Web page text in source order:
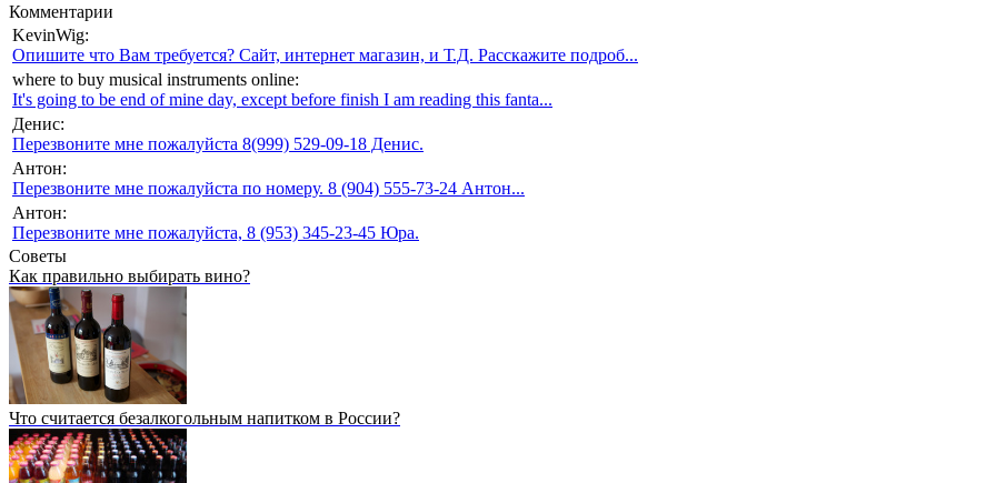
Комментарии
KevinWig:
Опишите что Вам требуется? Сайт, интернет магазин, и Т.Д. Расскажите подроб...
where to buy musical instruments online:
It's going to be end of mine day, except before finish I am reading this fanta...
Денис:
Перезвоните мне пожалуйста 8(999) 529-09-18 Денис.
Антон:
Перезвоните мне пожалуйста по номеру. 8 (904) 555-73-24 Антон...
Антон:
Перезвоните мне пожалуйста, 8 (953) 345-23-45 Юра.
Советы
Как правильно выбирать вино?
Что считается безалкогольным напитком в России?